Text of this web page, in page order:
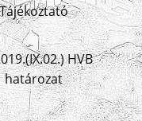
HVB
határozat